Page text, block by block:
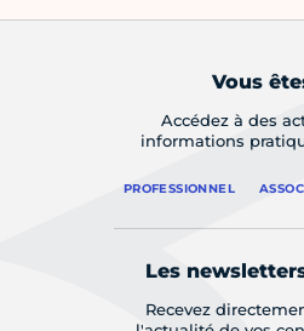
Vous
Accédez à des
informations
PROFESSIONNEL
Les
Recevez